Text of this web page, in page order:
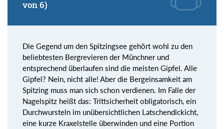
von 6)
Die Gegend um den Spitzingsee gehört wohl zu den
beliebtesten Bergrevieren der Münchner und
entsprechend überlaufen sind die meisten Gipfel. Alle
Gipfel? Nein, nicht alle! Aber die Bergeinsamkeit am
Spitzing muss man sich schon verdienen. Im Falle der
Nagelspitz heißt das: Trittsicherheit obligatorisch, ein
Durchwursteln im unübersichtlichen Latschendickicht,
eine kurze Kraxelstelle überwinden und eine Portion